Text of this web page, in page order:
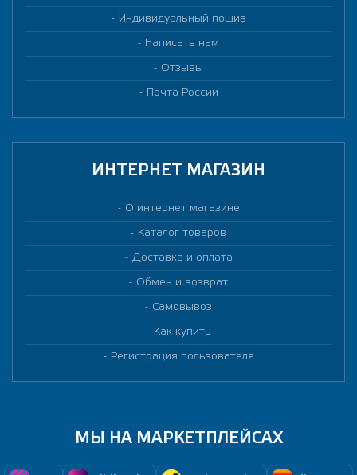
Индивидуальный пошив
Написать нам
Отзывы
Почта России
ИНТЕРНЕТ МАГАЗИН
О интернет магазине
Каталог товаров
Доставка и оплата
Обмен и возврат
Самовывоз
Как купить
Регистрация пользователя
МЫ НА МАРКЕТПЛЕЙСАХ